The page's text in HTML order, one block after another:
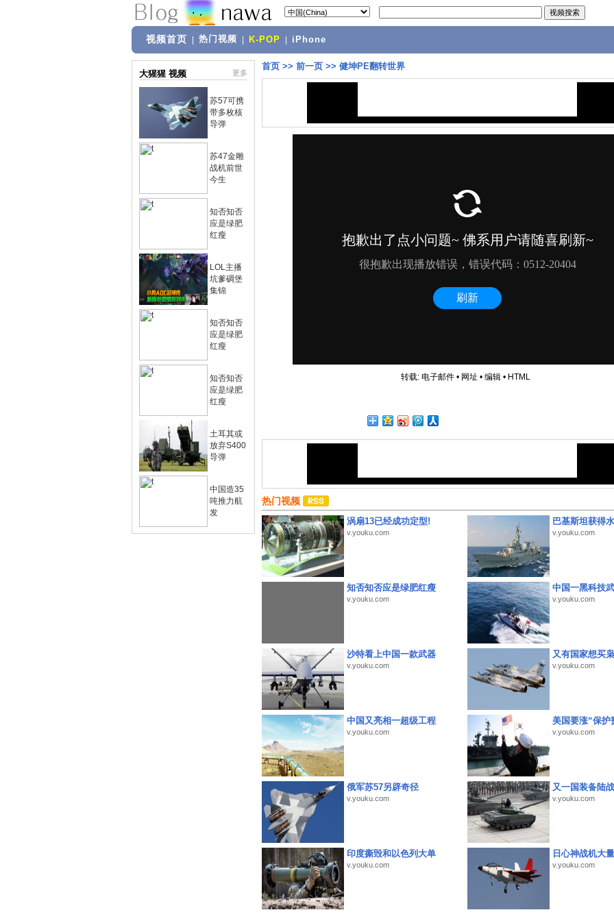
视频首页 热门视频 K-POP iPhone
大猩猩 视频 更多
苏57可携
带多枚核
导弹
苏47金雕
战机前世
今生
知否知否
应是绿肥
红瘦
LOL主播
坑爹碉堡
集锦
知否知否
应是绿肥
红瘦
知否知否
应是绿肥
红瘦
土耳其或
放弃S400
导弹
中国造35
吨推力航
发
首页 >> 前一页 >> 健坤PE翻转世界
转载: 电子邮件• 网址 • 编辑• HTML
热门视频
涡扇13已经成功定型!
v.youku.com
巴基斯坦获得
v.youku.com
知否知否应是绿肥红瘦
v.youku.com
中国一黑科技
v.youku.com
沙特看上中国一款武器
v.youku.com
又有国家想买
v.youku.com
中国又亮相一超级工程
v.youku.com
美国要涨“保护
v.youku.com
俄军苏57另辟奇径
v.youku.com
又一国装备陆
v.youku.com
印度撕毁和以色列大单
v.youku.com
日心神战机大
v.youku.com